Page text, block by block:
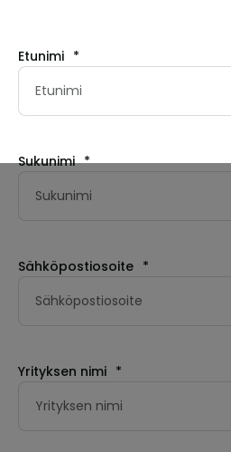
Etunimi *
Sukunimi *
Sähköpostiosoite *
Yrityksen nimi *